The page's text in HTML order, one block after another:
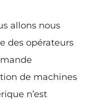
allons nous
des opérateurs
de machines
n’est